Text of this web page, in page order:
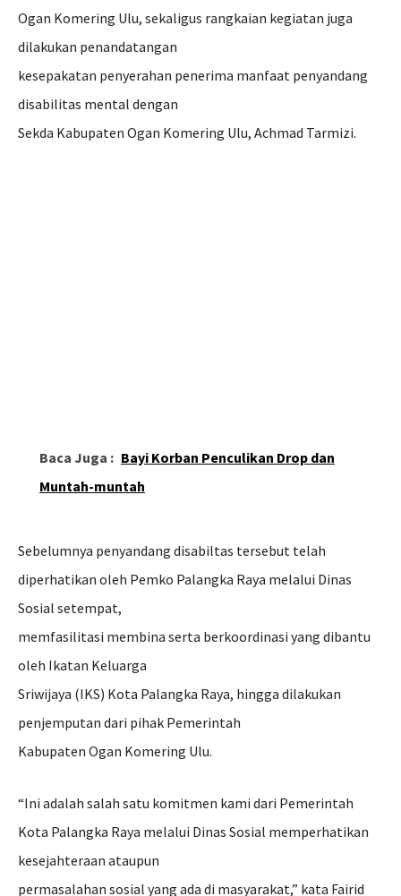
Ogan Komering Ulu, sekaligus rangkaian kegiatan juga
dilakukan penandatangan
kesepakatan penyerahan penerima manfaat penyandang
disabilitas mental dengan
Sekda Kabupaten Ogan Komering Ulu, Achmad Tarmizi.
Baca Juga : Bayi Korban Penculikan Drop dan
Muntah-muntah
Sebelumnya penyandang disabiltas tersebut telah
diperhatikan oleh Pemko Palangka Raya melalui Dinas
Sosial setempat,
memfasilitasi membina serta berkoordinasi yang dibantu
oleh Ikatan Keluarga
Sriwijaya (IKS) Kota Palangka Raya, hingga dilakukan
penjemputan dari pihak Pemerintah
Kabupaten Ogan Komering Ulu.
“Ini adalah salah satu komitmen kami dari Pemerintah
Kota Palangka Raya melalui Dinas Sosial memperhatikan
kesejahteraan ataupun
permasalahan sosial yang ada di masyarakat,” kata Fairid